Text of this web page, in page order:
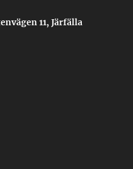
11, Järfälla